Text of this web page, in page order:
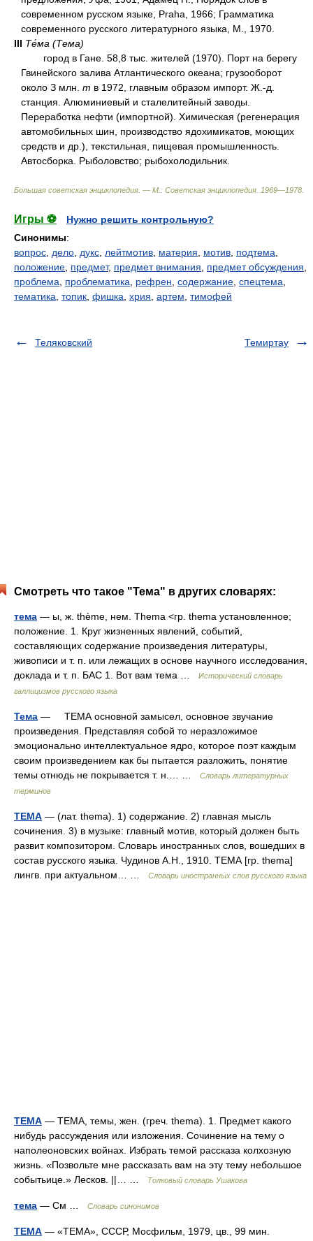
современном русском языке, Praha, 1966; Грамматика
современного русского литературного языка, М., 1970.
III Те́ма (Тема)
город в Гане. 58,8 тыс. жителей (1970). Порт на берегу
Гвинейского залива Атлантического океана; грузооборот
около З млн. т в 1972, главным образом импорт. Ж.-д.
станция. Алюминиевый и сталелитейный заводы.
Переработка нефти (импортной). Химическая (регенерация
автомобильных шин, производство ядохимикатов, моющих
средств и др.), текстильная, пищевая промышленность.
Автосборка. Рыболовство; рыбохолодильник.
Большая советская энциклопедия. — М.: Советская энциклопедия 1969—1978
Игры ⚽
Нужно решить контрольную?
Синонимы:
вопрос дело дукс лейтмотив материя мотив подтема
положение предмет, предмет внимания предмет обсуждения
проблема
проблематика рефрен содержание спецтема
тематика топик фишка хрия артем тимофей
Теляковский Темиртау
Смотреть что такое "Тема" в других словарях:
тема — ы, ж. thème, нем. Thema <гр. thema установленное;
положение. 1. Круг жизненных явлений, событий,
составляющих содержание произведения литературы,
живописи и т. п. или лежащих в основе научного исследования,
доклада и т. п. БАС 1. Вот вам тема …
Исторический словарь
галлицизмов русского языка
Тема — ТЕМА основной замысел, основное звучание
произведения. Представляя собой то неразложимое
эмоционально интеллектуальное ядро, которое поэт каждым
своим произведением как бы пытается разложить, понятие
темы отнюдь не покрывается т. н.… …
Словарь литературных
терминов
ТЕМА — (лат. thema). 1) содержание. 2) главная мысль
сочинения. 3) в музыке: главный мотив, который должен быть
развит композитором. Словарь иностранных слов, вошедших в
состав русского языка. Чудинов А.Н., 1910. ТЕМА [гр. thema]
лингв. при актуальном… …
Словарь иностранных слов русского языка
ТЕМА — ТЕМА, темы, жен. (греч. thema). 1. Предмет какого
нибудь рассуждения или изложения. Сочинение на тему о
наполеоновских войнах. Избрать темой рассказа колхозную
жизнь. «Позвольте мне рассказать вам на эту тему небольшое
событьице.» Лесков. ||… …
Толковый словарь Ушакова
тема — См … Словарь синонимов
ТЕМА — «ТЕМА», СССР, Мосфильм, 1979, цв., 99 мин.